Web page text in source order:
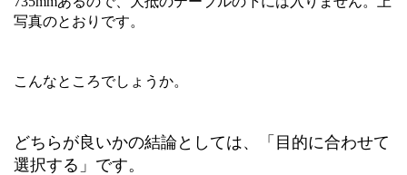
写真のとおりです。
こんなところでしょうか。
どちらが良いかの結論としては、「目的に合わせて
選択する」です。